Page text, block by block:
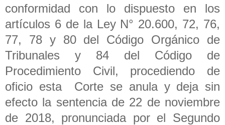
conformidad con lo dispuesto en los
artículos 6 de la Ley N° 20.600, 72, 76,
77, 78 y 80 del Código Orgánico de
Tribunales y 84 del Código de
Procedimiento Civil, procediendo de
oficio esta Corte se anula y deja sin
efecto la sentencia de 22 de noviembre
de 2018, pronunciada por el Segundo